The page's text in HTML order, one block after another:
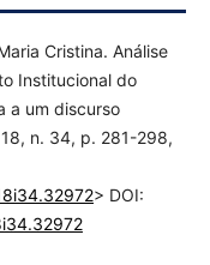
Cristina. Análise
Institucional do
a um discurso
n. 34, p. 281-298,
> DOI: